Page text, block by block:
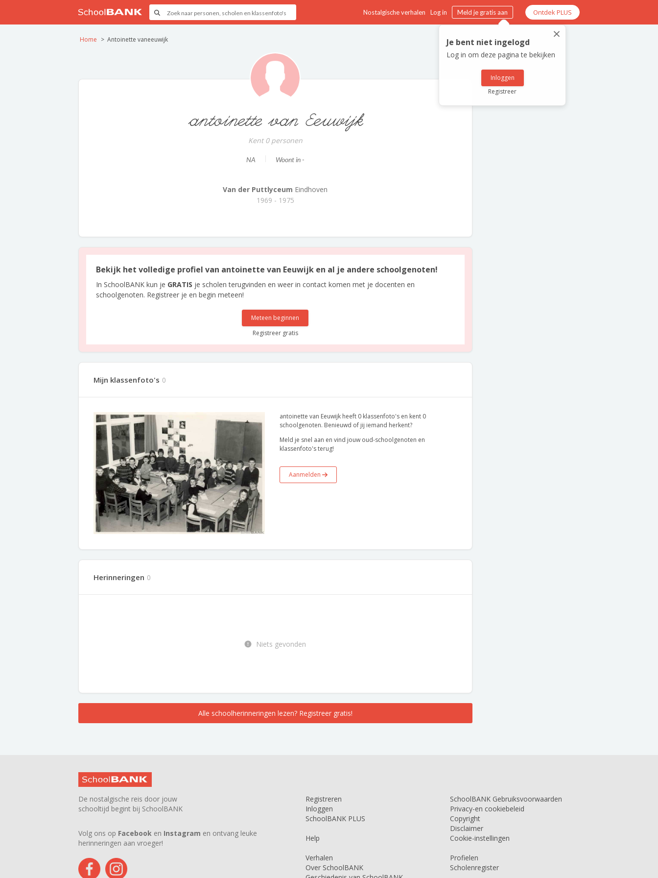
Nostalgische verhalen Log in Meld je gratis aan Ontdek PLUS
×
Je bent niet ingelogd
Log in om deze pagina te bekijken
Inloggen
Registreer
Home Antoinette vaneeuwijk
antoinette van Eeuwijk
Kent 0 personen
NA Woont in -
Van der Puttlyceum Eindhoven
1969 - 1975
Bekijk het volledige profiel van antoinette van Eeuwijk en al je andere schoolgenoten!
In SchoolBANK kun je GRATIS je scholen terugvinden en weer in contact komen met je docenten en
schoolgenoten. Registreer je en begin meteen!
Meteen beginnen
Registreer gratis
Mijn klassenfoto's 0
antoinette van Eeuwijk heeft 0 klassenfoto's en kent 0
schoolgenoten. Benieuwd of jij iemand herkent?
Meld je snel aan en vind jouw oud-schoolgenoten en
klassenfoto's terug!
Aanmelden
Herinneringen 0
Niets gevonden
Alle schoolherinneringen lezen? Registreer gratis!
De nostalgische reis door jouw
schooltijd begint bij SchoolBANK
Volg ons op Facebook en Instagram en ontvang leuke
herinneringen aan vroeger!
Registreren
Inloggen
SchoolBANK PLUS
Help
Verhalen
Over SchoolBANK
SchoolBANK Gebruiksvoorwaarden
Privacy-en cookiebeleid
Copyright
Disclaimer
Cookie-instellingen
Profielen
Scholenregister